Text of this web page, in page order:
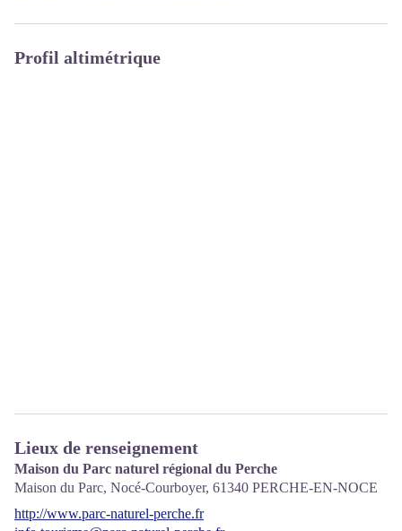
Profil altimétrique
Lieux de renseignement
Maison du Parc naturel régional du Perche
Maison du Parc, Nocé-Courboyer, 61340 PERCHE-EN-NOCE
http://www.parc-naturel-perche.fr